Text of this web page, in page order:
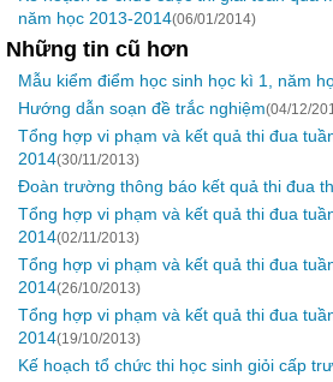
năm học 2013-2014(06/01/2014)
Những tin cũ hơn
Mẫu kiểm điểm học sinh học kì 1, năm
Hướng dẫn soạn đề trắc nghiệm(04/12/
Tổng hợp vi phạm và kết quả thi đua
2014(30/11/2013)
Đoàn trường thông báo kết quả thi đua
Tổng hợp vi phạm và kết quả thi đua
2014(02/11/2013)
Tổng hợp vi phạm và kết quả thi đua
2014(26/10/2013)
Tổng hợp vi phạm và kết quả thi đua
2014(19/10/2013)
Kế hoạch tổ chức thi học sinh giỏi cấp